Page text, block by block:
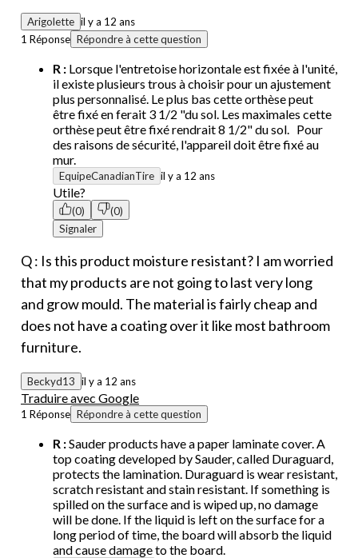
Arigolette il y a 12 ans
1 Réponse Répondre à cette question
R : Lorsque l'entretoise horizontale est fixée à l'unité,
il existe plusieurs trous à choisir pour un ajustement
plus personnalisé. Le plus bas cette orthèse peut
être fixé en ferait 3 1/2 "du sol. Les maximales cette
orthèse peut être fixé rendrait 8 1/2" du sol. Pour
des raisons de sécurité, l'appareil doit être fixé au
mur.
EquipeCanadianTire il y a 12 ans
Utile?
(0)
(0)
Signaler
Q : Is this product moisture resistant? I am worried
that my products are not going to last very long
and grow mould. The material is fairly cheap and
does not have a coating over it like most bathroom
furniture.
Beckyd13 il y a 12 ans
Traduire avec Google
1 Réponse Répondre à cette question
R :Sauder products have a paper laminate cover. A
top coating developed by Sauder, called Duraguard,
protects the lamination. Duraguard is wear resistant,
scratch resistant and stain resistant. If something is
spilled on the surface and is wiped up, no damage
will be done. If the liquid is left on the surface for a
long period of time, the board will absorb the liquid
and cause damage to the board.